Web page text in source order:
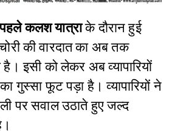
कलश यात्राके दौरान हुई
की वारदात का अब तक
है। इसी को लेकर अब व्यापारियों
गुस्सा फूट पड़ा है। व्यापारियों ने
पर सवाल उठाते हुए जल्द